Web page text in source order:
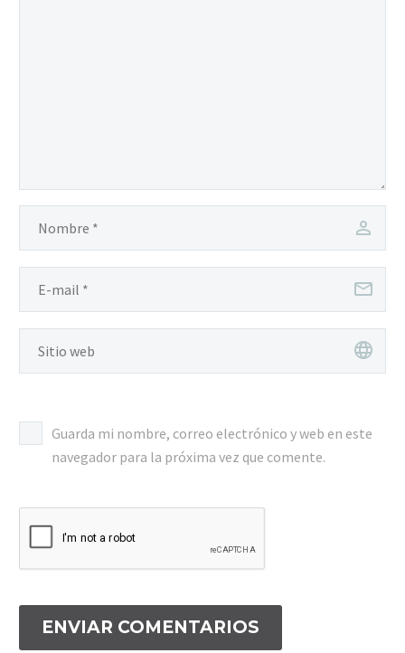
Guarda mi nombre, correo electrónico y web en este
navegador para la próxima vez que comente.
ENVIAR COMENTARIOS